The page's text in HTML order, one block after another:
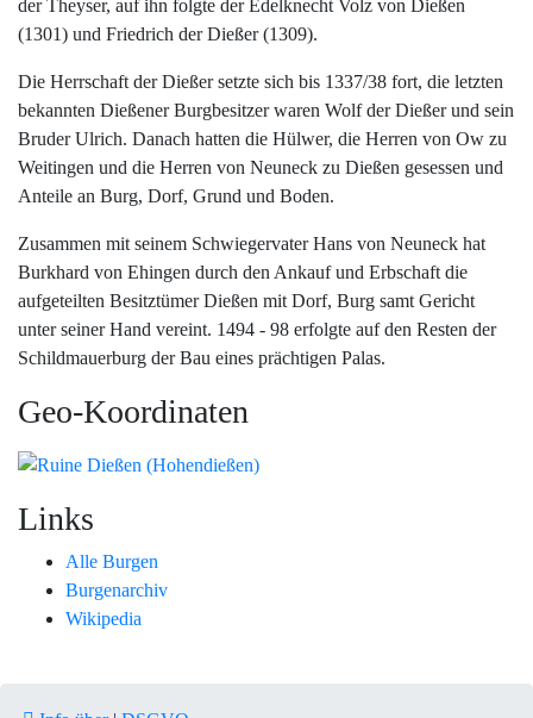
der Theyser, auf ihn folgte der Edelknecht Volz von Dießen
(1301) und Friedrich der Dießer (1309).
Die Herrschaft der Dießer setzte sich bis 1337/38 fort, die letzten
bekannten Dießener Burgbesitzer waren Wolf der Dießer und sein
Bruder Ulrich. Danach hatten die Hülwer, die Herren von Ow zu
Weitingen und die Herren von Neuneck zu Dießen gesessen und
Anteile an Burg, Dorf, Grund und Boden.
Zusammen mit seinem Schwiegervater Hans von Neuneck hat
Burkhard von Ehingen durch den Ankauf und Erbschaft die
aufgeteilten Besitztümer Dießen mit Dorf, Burg samt Gericht
unter seiner Hand vereint. 1494 - 98 erfolgte auf den Resten der
Schildmauerburg der Bau eines prächtigen Palas.
Geo-Koordinaten
Links
Alle Burgen
Burgenarchiv
Wikipedia